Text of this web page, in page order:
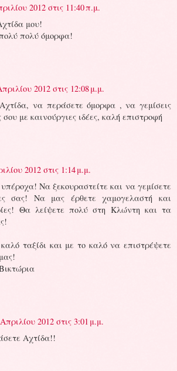
2012 στις 11:40 π.μ.
μου!
πολύ όμορφα!
2012 στις 12:08 μ.μ.
να περάσετε όμορφα , να γεμίσεις
σου με καινούργιες ιδέες, καλή επιστροφή
2012 στις 1:14 μ.μ.
Να ξεκουραστείτε και να γεμίσετε
σας! Να μας έρθετε χαμογελαστή και
Θα λείψετε πολύ στη Κλώντη και τα
ταξίδι και με το καλό να επιστρέψετε
2012 στις 3:01 μ.μ.
Αχτίδα!!